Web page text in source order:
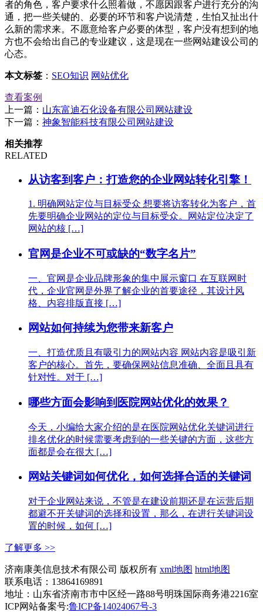
者的角色，客户要求什么照着做，不愿因跟客户进行充分的沟
通，把一些关键的、必要的环节和客户说清楚，生怕又扯出什
么新的需求来。不愿意给客户必要的体型，客户没有想到的地
方也不会给出自己的专业建议，这是现在一些网站建设公司的
心态。
本文标签 ： SEO知识 网站优化
查看案例
上一篇： 山东富迪石化设备有限公司网站建设
下一篇： 神象智能科技有限公司网站建设
相关推荐
RELATED
从访客到客户：打造您的企业网站转化引擎！
1. 明确网站定位与目标受众 想要将访客转化为客户，首
先要明确企业网站的定位与目标受众。网站定位决定了
网站的核 […]
官网是企业不可或缺的“数字名片”
一、官网是企业品牌形象的集中展示窗口 在互联网时
代，企业官网是外界了解企业的首要途径，其设计风
格、内容排版直接 […]
网站如何持续为您带来新客户
一、打造优质且有吸引力的网站内容 网站内容是吸引新
客户的核心。首先，要确保网站信息准确、全面且具有
针对性。对于 […]
哪些方面会影响到医院网站优化的效果？
今天，小编给大家介绍的是在医院网站优化关键词进行
排名优化的时候需要考虑到的一些关键的方面，这些方
面都是会在很大 […]
网站关键词如何优化，如何选择合适的关键词
对于企业网站来说，不管是在建设前期还是在运营后期
都避不开关键词的选择和设置，那么，在进行关键词设
置的时候，如何 […]
了解更多 >>
济南康美信息技术有限公司 版权所有 xml地图 html地图
联系电话：13864169891
地址：山东省济南市市中区经一路88号明珠国际商务港2216室
ICP网站备案号:鲁ICP备14024067号-3